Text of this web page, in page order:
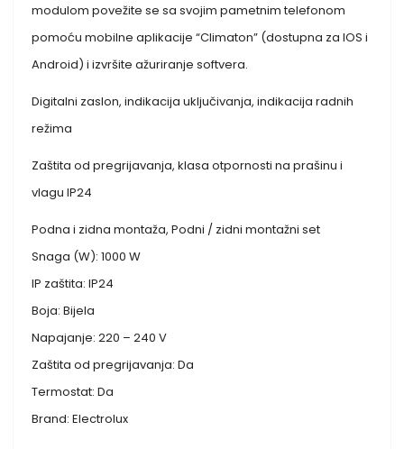
modulom povežite se sa svojim pametnim telefonom
pomoću mobilne aplikacije “Climaton” (dostupna za IOS i
Android) i izvršite ažuriranje softvera.
Digitalni zaslon, indikacija uključivanja, indikacija radnih
režima
Zaštita od pregrijavanja, klasa otpornosti na prašinu i
vlagu IP24
Podna i zidna montaža, Podni / zidni montažni set
Snaga (W): 1000 W
IP zaštita: IP24
Boja: Bijela
Napajanje: 220 – 240 V
Zaštita od pregrijavanja: Da
Termostat: Da
Brand: Electrolux